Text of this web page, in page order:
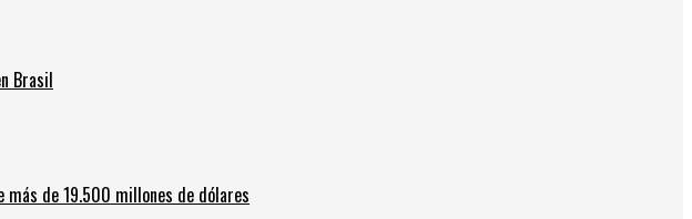
Brasil
de 19.500 millones de dólares